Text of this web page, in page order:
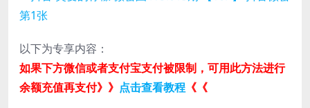
以下为专享内容：
如果下方微信或者支付宝支付被限制，可用此方法进行
余额充值再支付》》 点击查看教程 《《